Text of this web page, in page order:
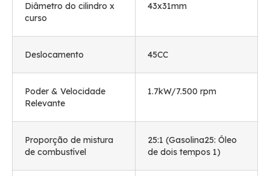
Diâmetro do cilindro x
curso
43x31mm
Deslocamento 45CC
Poder & Velocidade
Relevante
1.7kW/7.500 rpm
Proporção de mistura
de combustível
25:1 (Gasolina25: Óleo
de dois tempos 1)